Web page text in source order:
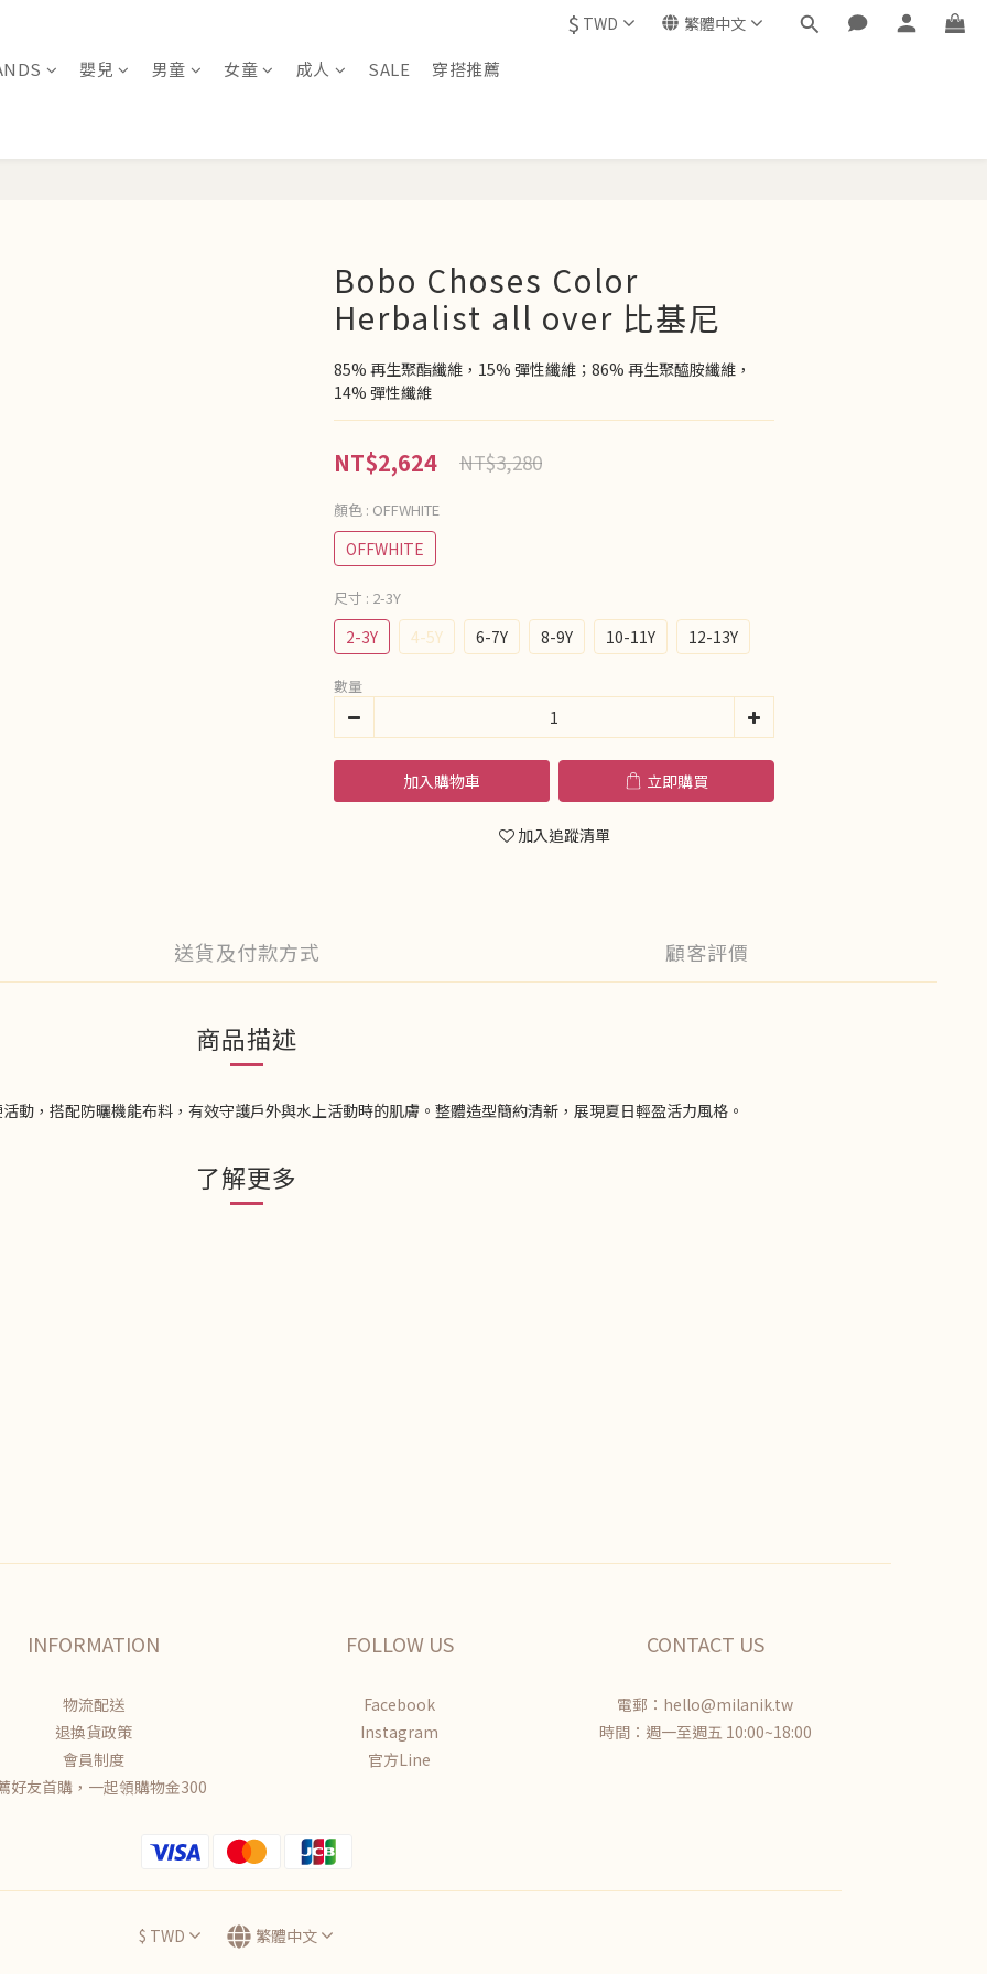
$ TWD 繁體中文
嬰兒 男童 女童 成人 SALE 穿搭推薦
Bobo Choses Color
Herbalist all over 比基尼
85% 再生聚酯纖維，15% 彈性纖維；86% 再生聚醯胺纖維，
14% 彈性纖維
NT$2,624 NT$3,280
顏色 : OFFWHITE
OFFWHITE
尺寸 : 2-3Y
2-3Y 4-5Y 6-7Y 8-9Y 10-11Y 12-13Y
數量
加入購物車 立即購買
加入追蹤清單
送貨及付款方式 顧客評價
商品描述
動，搭配防曬機能布料，有效守護戶外與水上活動時的肌膚。整體造型簡約清新，展現夏日輕盈活力風格。
了解更多
INFORMATION
物流配送
退換貨政策
會員制度
好友首購，一起領購物金300
FOLLOW US
Facebook
Instagram
官方Line
CONTACT US
電郵：hello@milanik.tw
時間：週一至週五 10:00~18:00
$ TWD 繁體中文